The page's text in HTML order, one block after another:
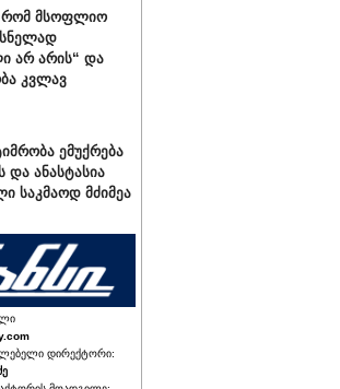
რომ მსოფლიო
არ არის“ და
კვლავ
ემუქრება
და ანასტასია
საკმაოდ მძიმეა
დირექტორი: